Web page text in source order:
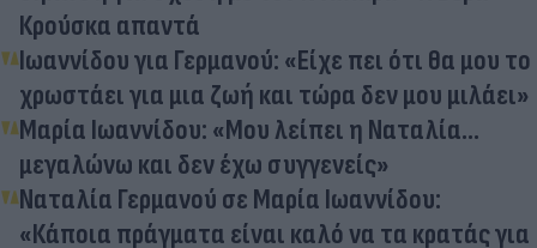
Κρούσκα απαντά
Ιωαννίδου για Γερμανού: «Είχε πει ότι θα μου το
χρωστάει για μια ζωή και τώρα δεν μου μιλάει»
Μαρία Ιωαννίδου: «Μου λείπει η Ναταλία...
μεγαλώνω και δεν έχω συγγενείς»
Ναταλία Γερμανού σε Μαρία Ιωαννίδου:
«Κάποια πράγματα είναι καλό να τα κρατάς για